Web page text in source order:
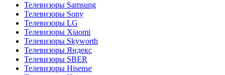
Телевизоры Samsung
Телевизоры Sony
Телевизоры LG
Телевизоры Xiaomi
Телевизоры Skyworth
Телевизоры Яндекс
Телевизоры SBER
Телевизоры Hisense